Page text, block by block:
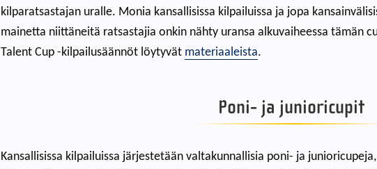
kilparatsastajan uralle. Monia kansallisissa kilpailuissa ja jopa
mainetta niittäneitä ratsastajia onkin nähty uransa alkuvaiheessa tämän
Talent Cup -kilpailusäännöt löytyvät materiaaleista.
Poni- ja junioricupit
Kansallisissa kilpailuissa järjestetään valtakunnallisia poni- ja